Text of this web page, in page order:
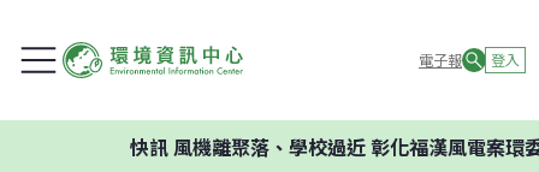
電子報 登入
風機離聚落、學校過近 彰化福漢風電案環委建議